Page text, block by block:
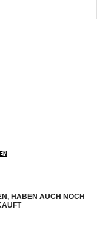
HABEN AUCH NOCH